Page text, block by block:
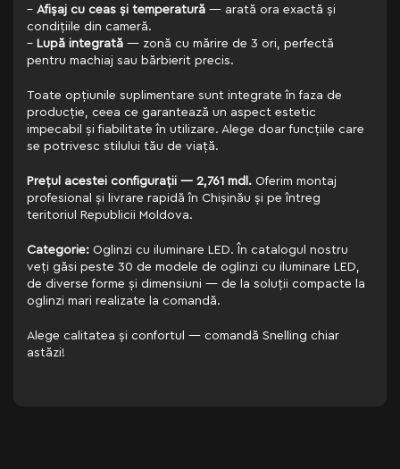
– Afișaj cu ceas și temperatură — arată ora exactă și
condițiile din cameră.
– Lupă integrată — zonă cu mărire de 3 ori, perfectă
pentru machiaj sau bărbierit precis.
Toate opțiunile suplimentare sunt integrate în faza de
producție, ceea ce garantează un aspect estetic
impecabil și fiabilitate în utilizare. Alege doar funcțiile care
se potrivesc stilului tău de viață.
Prețul acestei configurații — 2,761 mdl. Oferim montaj
profesional și livrare rapidă în Chișinău și pe întreg
teritoriul Republicii Moldova.
Categorie: Oglinzi cu iluminare LED. În catalogul nostru
veți găsi peste 30 de modele de oglinzi cu iluminare LED,
de diverse forme și dimensiuni — de la soluții compacte la
oglinzi mari realizate la comandă.
Alege calitatea și confortul — comandă Snelling chiar
astăzi!